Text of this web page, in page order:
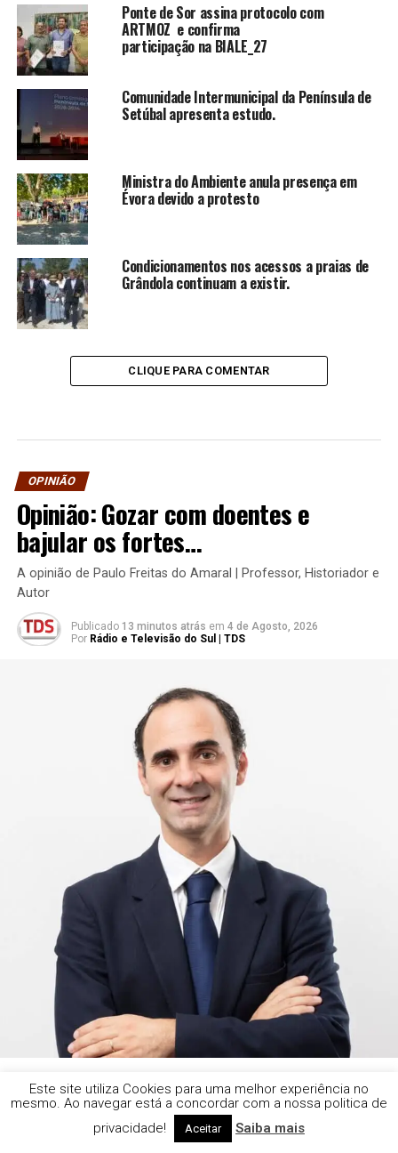
Ponte de Sor assina protocolo com
ARTMOZ e confirma
participação na BIALE_27
Comunidade Intermunicipal da Península de
Setúbal apresenta estudo.
Ministra do Ambiente anula presença em
Évora devido a protesto
Condicionamentos nos acessos a praias de
Grândola continuam a existir.
CLIQUE PARA COMENTAR
OPINIÃO
Opinião: Gozar com doentes e
bajular os fortes…
A opinião de Paulo Freitas do Amaral | Professor, Historiador e
Autor
Publicado 13 minutos atrás em 4 de Agosto, 2026
Por Rádio e Televisão do Sul | TDS
Este site utiliza Cookies para uma melhor experiência no
mesmo. Ao navegar está a concordar com a nossa politica de
privacidade!
Aceitar Saiba mais